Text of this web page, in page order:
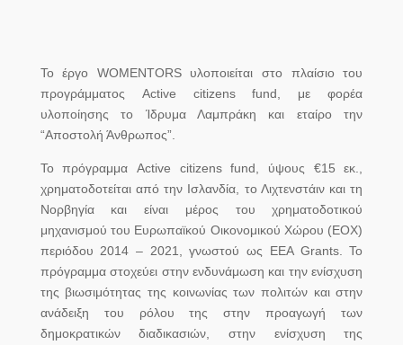
Το έργο WOMENTORS υλοποιείται στο πλαίσιο του
προγράμματος Active citizens fund, με φορέα
υλοποίησης το Ίδρυμα Λαμπράκη και εταίρο την
“Αποστολή Άνθρωπος”.
Το πρόγραμμα Active citizens fund, ύψους €15 εκ.,
χρηματοδοτείται από την Ισλανδία, το Λιχτενστάιν και τη
Νορβηγία και είναι μέρος του χρηματοδοτικού
μηχανισμού του Ευρωπαϊκού Οικονομικού Χώρου (ΕΟΧ)
περιόδου 2014 – 2021, γνωστού ως EEA Grants. Το
πρόγραμμα στοχεύει στην ενδυνάμωση και την ενίσχυση
της βιωσιμότητας της κοινωνίας των πολιτών και στην
ανάδειξη του ρόλου της στην προαγωγή των
δημοκρατικών διαδικασιών, στην ενίσχυση της